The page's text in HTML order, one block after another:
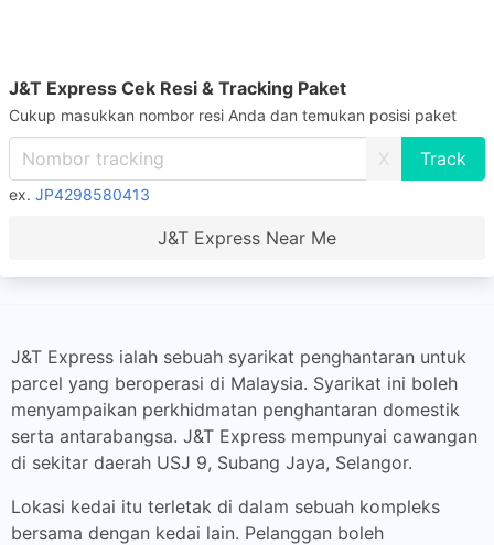
J&T Express Cek Resi & Tracking Paket
Cukup masukkan nombor resi Anda dan temukan posisi paket
X
ex. JP4298580413
J&T Express Near Me
J&T Express ialah sebuah syarikat penghantaran untuk
parcel yang beroperasi di Malaysia. Syarikat ini boleh
menyampaikan perkhidmatan penghantaran domestik
serta antarabangsa. J&T Express mempunyai cawangan
di sekitar daerah USJ 9, Subang Jaya, Selangor.
Lokasi kedai itu terletak di dalam sebuah kompleks
bersama dengan kedai lain. Pelanggan boleh